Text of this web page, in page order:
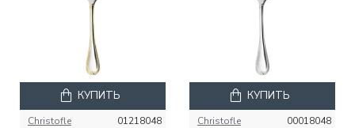
Christofle 01218048
КУПИТЬ
Christofle 00018048
КУПИТЬ